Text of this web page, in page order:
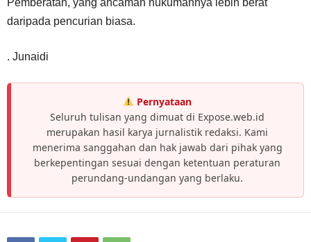
daripada pencurian biasa.
. Junaidi
Pernyataan
Seluruh tulisan yang dimuat di Expose.web.id
merupakan hasil karya jurnalistik redaksi. Kami
menerima sanggahan dan hak jawab dari pihak yang
berkepentingan sesuai dengan ketentuan peraturan
perundang-undangan yang berlaku.